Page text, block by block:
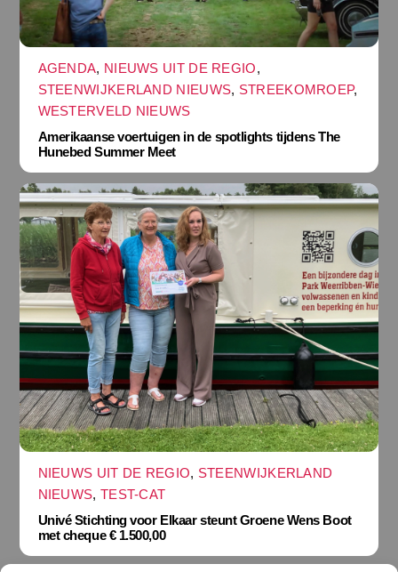
AGENDA, NIEUWS UIT DE REGIO,
STEENWIJKERLAND NIEUWS, STREEKOMROEP,
WESTERVELD NIEUWS
Amerikaanse voertuigen in de spotlights tijdens The
Hunebed Summer Meet
NIEUWS UIT DE REGIO, STEENWIJKERLAND
NIEUWS, TEST-CAT
Univé Stichting voor Elkaar steunt Groene Wens Boot
met cheque € 1.500,00